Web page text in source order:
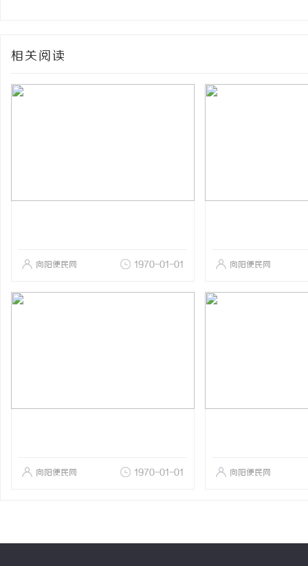
相关阅读
向阳便民网 1970-01-01 向阳便民网
向阳便民网 1970-01-01 向阳便民网